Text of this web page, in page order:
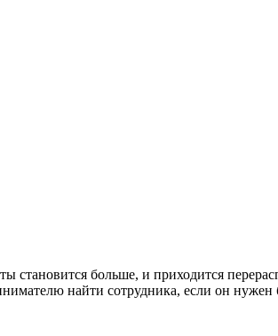
больше, и приходится
найти сотрудника, если он нужен